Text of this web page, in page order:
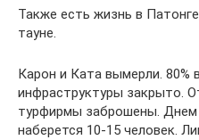
Также есть жизнь в
тауне.
Карон и Ката вымерли. 80%
инфраструктуры закрыто.
турфирмы заброшены. Днем
наберется 10-15 человек.